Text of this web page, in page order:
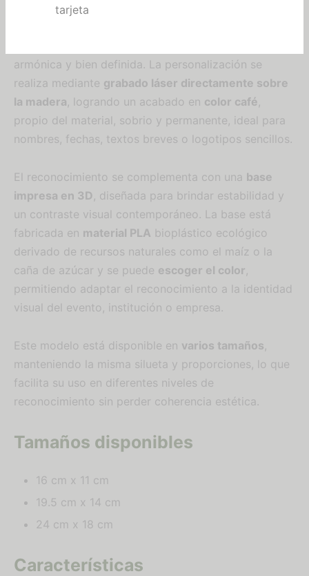
tarjeta
La pieza principal está elaborada en
armónica y bien definida. La personalización se
realiza mediante grabado láser directamente sobre
la madera , logrando un acabado en color café
propio del material, sobrio y permanente, ideal para
nombres, fechas, textos breves o logotipos sencillos.
El reconocimiento se complementa con una base
impresa en 3D , diseñada para brindar estabilidad y
un contraste visual contemporáneo. La base está
fabricada en material PLA bioplástico ecológico
derivado de recursos naturales como el maíz o la
caña de azúcar y se puede escoger el color
permitiendo adaptar el reconocimiento a la identidad
visual del evento, institución o empresa.
Este modelo está disponible en varios tamaños
manteniendo la misma silueta y proporciones, lo que
facilita su uso en diferentes niveles de
reconocimiento sin perder coherencia estética.
Tamaños disponibles
16 cm x 11 cm
19.5 cm x 14 cm
24 cm x 18 cm
Características